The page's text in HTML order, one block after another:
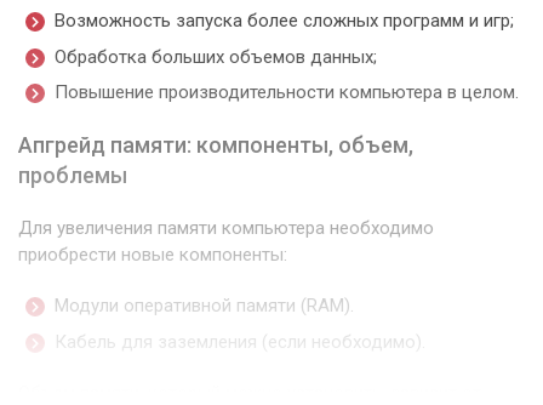
Возможность запуска более сложных программ и игр;
Обработка больших объемов данных;
Повышение производительности компьютера в целом.
Апгрейд памяти: компоненты, объем,
проблемы
Для увеличения памяти компьютера необходимо
приобрести новые компоненты:
Модули оперативной памяти (RAM).
Кабель для заземления (если необходимо).